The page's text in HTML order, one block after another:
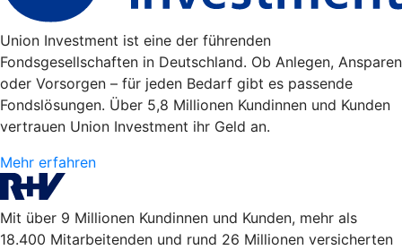
Union Investment ist eine der führenden
Fondsgesellschaften in Deutschland. Ob Anlegen, Ansparen
oder Vorsorgen – für jeden Bedarf gibt es passende
Fondslösungen. Über 5,8 Millionen Kundinnen und Kunden
vertrauen Union Investment ihr Geld an.
Mehr erfahren
Mit über 9 Millionen Kundinnen und Kunden, mehr als
18.400 Mitarbeitenden und rund 26 Millionen versicherten